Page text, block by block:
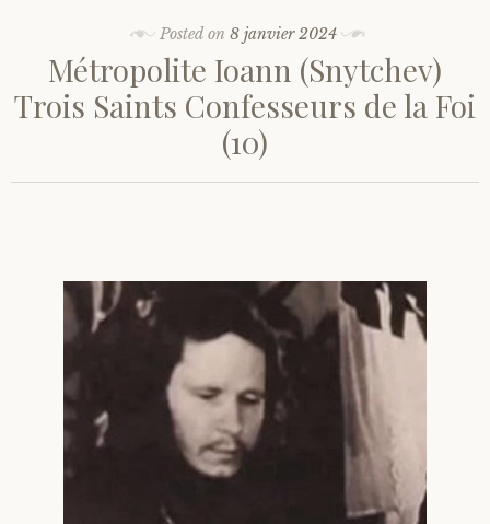
Posted on8 janvier 2024
Métropolite Ioann (Snytchev)
Trois Saints Confesseurs de la Foi
(10)